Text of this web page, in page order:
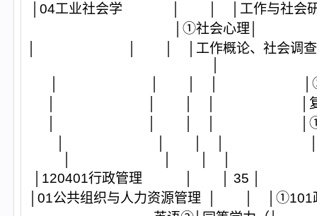
│04工业社会学 │ │ │工作与社会研
│①社会心理│
│ │ │ │工作概论、社会调查
│ │ │ │ │②管理
│ │ │ │ │复试科
│ │ │ │ │①社会
│120401行政管理 │ │
│01公共组织与人力资源管理 │ │ │①101